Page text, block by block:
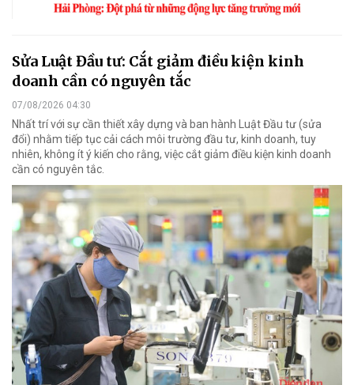
Sửa Luật Đầu tư: Cắt giảm điều kiện kinh
doanh cần có nguyên tắc
07/08/2026 04:30
Nhất trí với sự cần thiết xây dựng và ban hành Luật Đầu tư (sửa
đổi) nhằm tiếp tục cải cách môi trường đầu tư, kinh doanh, tuy
nhiên, không ít ý kiến cho rằng, việc cắt giảm điều kiện kinh doanh
cần có nguyên tắc.